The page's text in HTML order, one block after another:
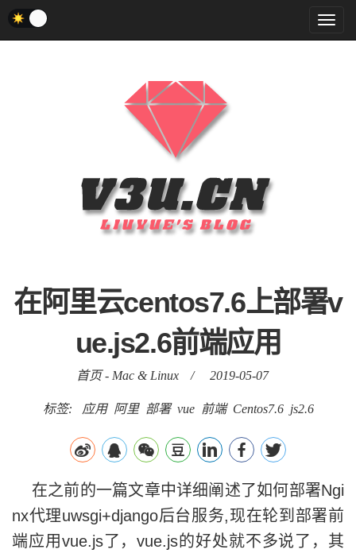
菜
单
在阿里云centos7.6上部署v
ue.js2.6前端应用
首页- Mac & Linux / 2019-05-07
标签: 应用 阿里 部署 vue 前端 Centos7.6 js2.6
在之前的一篇文章中详细阐述了如何部署Ngi
nx代理uwsgi+django后台服务,现在轮到部署前
端应用vue.js了，vue.js的好处就不多说了，其